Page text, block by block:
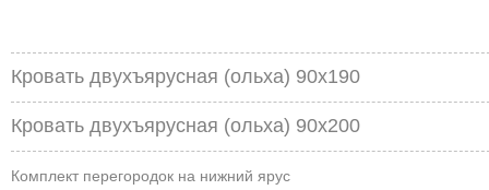
Кровать двухъярусная (ольха) 90x190
Кровать двухъярусная (ольха) 90x200
Комплект перегородок на нижний ярус